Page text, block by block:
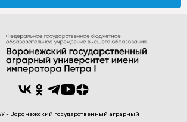
- Воронежский государственный аграрный